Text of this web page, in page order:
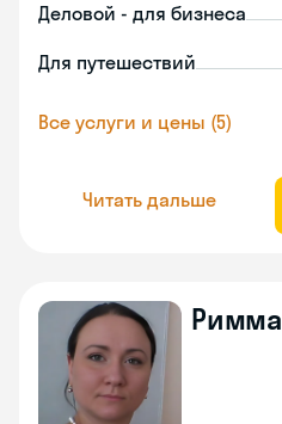
Деловой - для бизнеса
Для путешествий
Все услуги и цены (5)
Читать дальше
Римма